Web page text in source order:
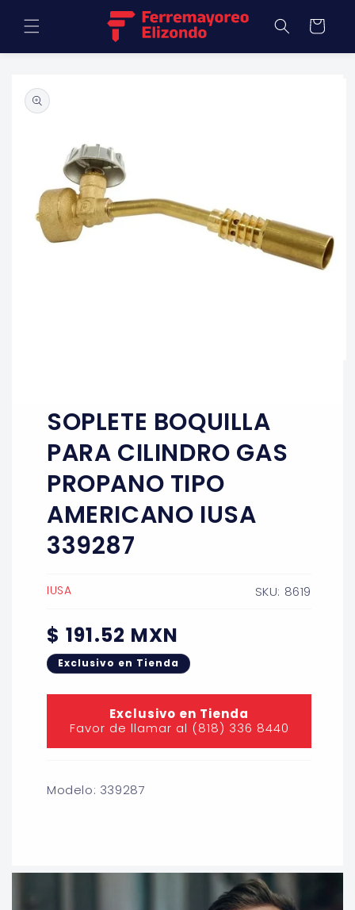
directamente
al contenido
Carrito
a la
información
SOPLETE BOQUILLA
PARA CILINDRO GAS
PROPANO TIPO
AMERICANO IUSA
339287
IUSA SKU: 8619
Precio
habitual
$ 191.52 MXN
Exclusivo en Tienda
Exclusivo en Tienda
Favor de llamar al (818) 336 8440
Modelo: 339287